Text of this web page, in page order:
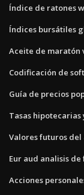
Índice de ratones
Índices bursátiles
Aceite de maratón
Codificación de
Guía de precios
Tasas hipotecarias
Valores futuros
Eur aud analisis
Acciones